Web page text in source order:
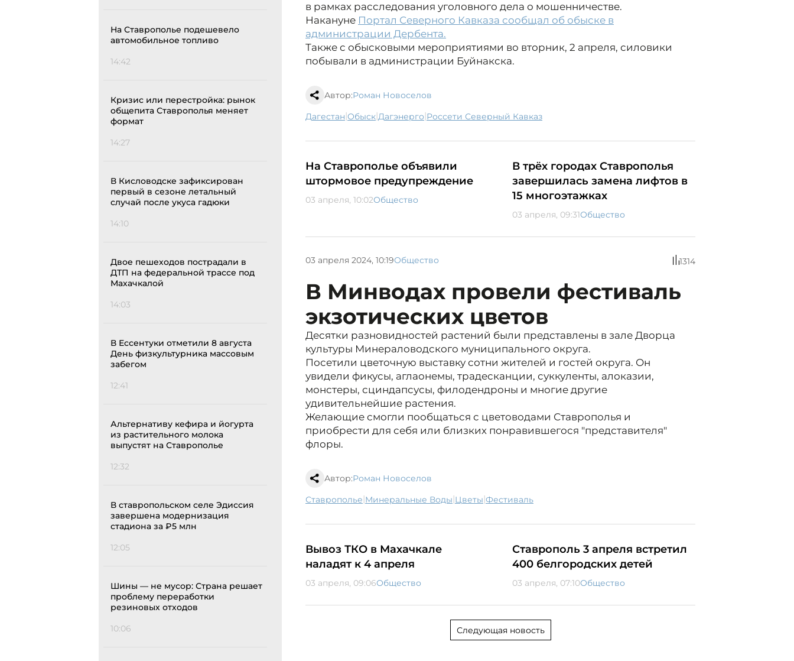
На Ставрополье подешевело
автомобильное топливо
14:42
Кризис или перестройка: рынок
общепита Ставрополья меняет
формат
14:27
В Кисловодске зафиксирован
первый в сезоне летальный
случай после укуса гадюки
14:10
Двое пешеходов пострадали в
ДТП на федеральной трассе под
Махачкалой
14:03
В Ессентуки отметили 8 августа
День физкультурника массовым
забегом
12:41
Альтернативу кефира и йогурта
из растительного молока
выпустят на Ставрополье
12:32
В ставропольском селе Эдиссия
завершена модернизация
стадиона за ₽5 млн
12:05
Шины — не мусор: Страна решает
проблему переработки
резиновых отходов
10:06
в рамках расследования уголовного дела о мошенничестве.
Накануне Портал Северного Кавказа сообщал об обыске в
администрации Дербента.
Также с обысковыми мероприятиями во вторник, 2 апреля, силовики
побывали в администрации Буйнакска.
Автор:Роман Новоселов
Дагестан| обыск| Дагэнерго| Россети Северный Кавказ
На Ставрополье объявили
штормовое предупреждение
03 апреля, 10:02Общество
В трёх городах Ставрополья
завершилась замена лифтов в
15 многоэтажках
03 апреля, 09:31Общество
03 апреля 2024, 10:19Общество 1314
В Минводах провели фестиваль
экзотических цветов
Десятки разновидностей растений были представлены в зале Дворца
культуры Минераловодского муниципального округа.
Посетили цветочную выставку сотни жителей и гостей округа. Он
увидели фикусы, аглаонемы, традесканции, суккуленты, алоказии,
монстеры, сциндапсусы, филодендроны и многие другие
удивительнейшие растения.
Желающие смогли пообщаться с цветоводами Ставрополья и
приобрести для себя или близких понравившегося "представителя"
флоры.
Автор:Роман Новоселов
Ставрополье| Минеральные Воды| цветы| фестиваль
Вывоз ТКО в Махачкале
наладят к 4 апреля
03 апреля, 09:06Общество
Ставрополь 3 апреля встретил
400 белгородских детей
03 апреля, 07:10Общество
Следующая новость